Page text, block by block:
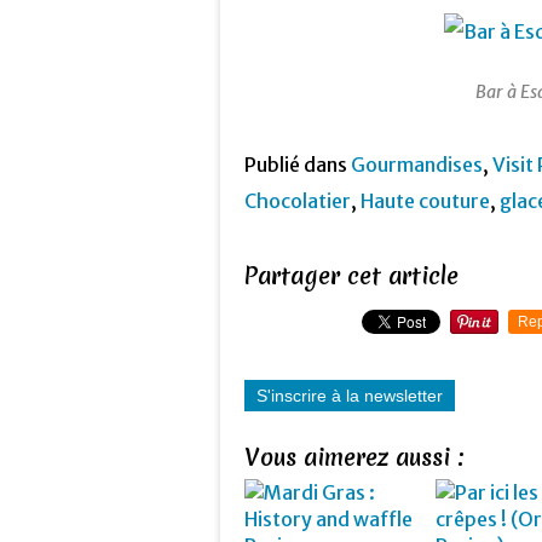
Bar à
Publié dans Gourmandises, Visit
Chocolatier, Haute couture,
Partager cet article
S'inscrire à la newsletter
Vous aimerez aussi :